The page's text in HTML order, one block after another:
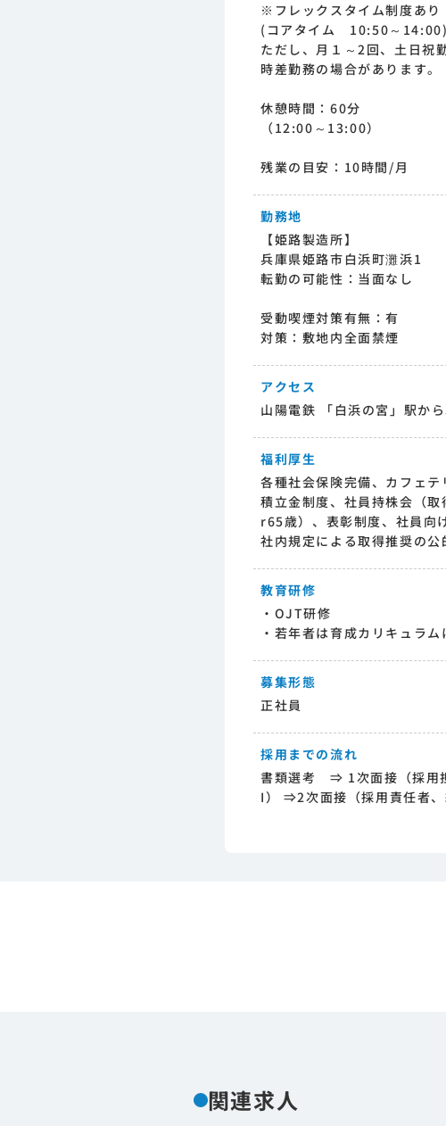
※フレックスタイム制度あり
(コアタイム 10:50～14:00)
ただし、月１～2回、土日祝
時差勤務の場合があります。
休憩時間：60分
（12:00～13:00）
残業の目安：10時間/月
勤務地
【姫路製造所】
兵庫県姫路市白浜町灘浜1
転勤の可能性：当面なし
受動喫煙対策有無：有
対策：敷地内全面禁煙
アクセス
山陽電鉄 「白浜の宮」駅か
福利厚生
各種社会保険完備、カフェテ
積立金制度、社員持株会（
r65歳）、表彰制度、社員向
社内規定による取得推奨の
教育研修
・OJT研修
・若年者は育成カリキュラ
募集形態
正社員
採用までの流れ
書類選考 ⇒ 1次面接（採用
I） ⇒2次面接（採用責任者
関連求人